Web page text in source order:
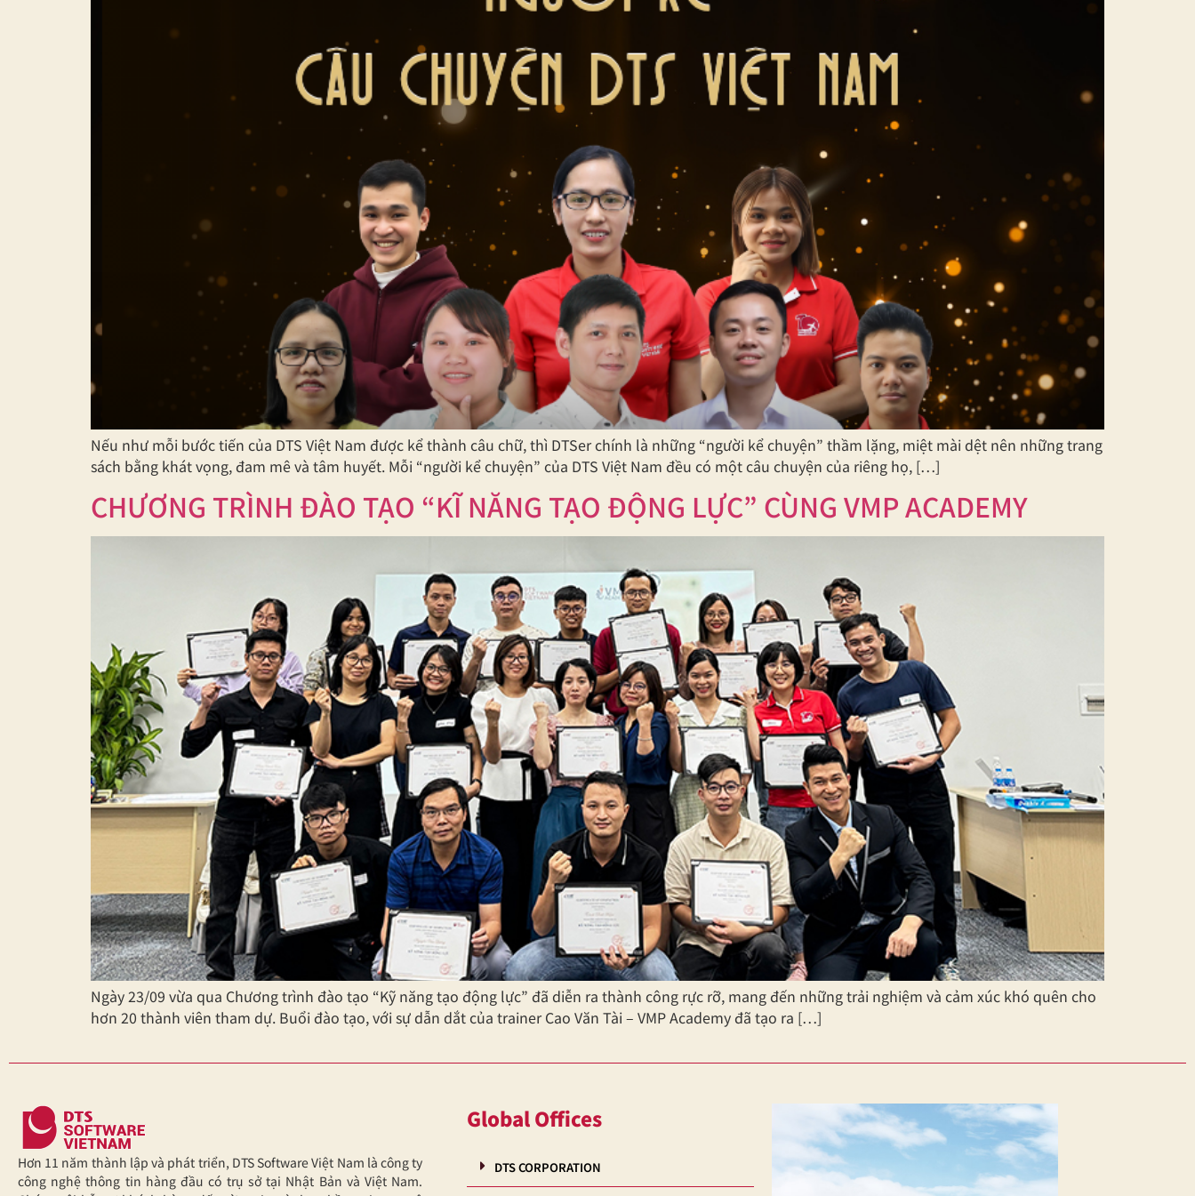
Nếu như mỗi bước tiến của DTS Việt Nam được kể thành câu chữ, thì DTSer chính là những “người kể chuyện” thầm lặng, miệt mài dệt nên những trang
sách bằng khát vọng, đam mê và tâm huyết. Mỗi “người kể chuyện” của DTS Việt Nam đều có một câu chuyện của riêng họ, […]
CHƯƠNG TRÌNH ĐÀO TẠO “KĨ NĂNG TẠO ĐỘNG LỰC” CÙNG VMP ACADEMY
Ngày 23/09 vừa qua Chương trình đào tạo “Kỹ năng tạo động lực” đã diễn ra thành công rực rỡ, mang đến những trải nghiệm và cảm xúc khó quên cho
hơn 20 thành viên tham dự. Buổi đào tạo, với sự dẫn dắt của trainer Cao Văn Tài – VMP Academy đã tạo ra […]
Hơn 11 năm thành lập và phát triển, DTS Software Việt Nam là công ty
công nghệ thông tin hàng đầu có trụ sở tại Nhật Bản và Việt Nam.
Global Offices
DTS CORPORATION